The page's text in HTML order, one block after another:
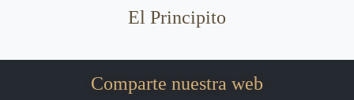
El Principito
Comparte nuestra web